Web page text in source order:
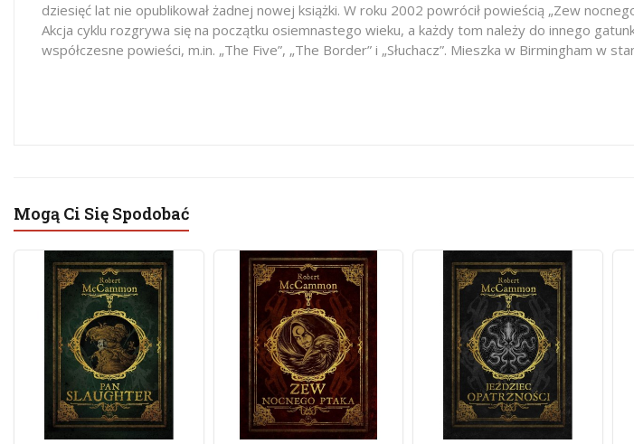
dziesięć lat nie opublikował żadnej nowej książki. W roku 2002 powrócił powieścią „Zew
Akcja cyklu rozgrywa się na początku osiemnastego wieku, a każdy tom należy do innego
współczesne powieści, m.in. „The Five”, „The Border” i „Słuchacz”. Mieszka w Birmingham w
Mogą Ci Się Spodobać